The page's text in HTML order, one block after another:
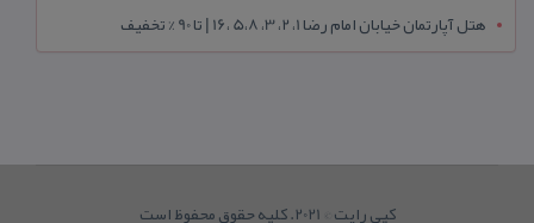
هتل آپارتمان خیابان امام رضا 1، 2، 3، 5،8 ،16 | تا 90 % تخفیف
کپی رایت © 2021. کلیه حقوق محفوظ است